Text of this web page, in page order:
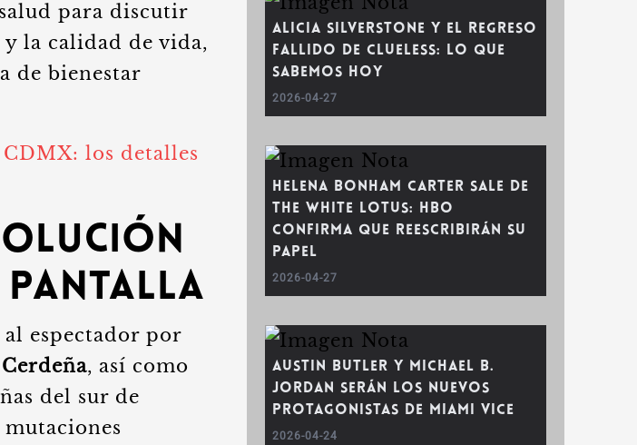
para discutir
la calidad de vida,
de bienestar
los detalles
pantalla
espectador por
, así como
del sur de
Alicia Silverstone y el regreso
fallido de Clueless: Lo que
sabemos hoy
2026-04-27
Helena Bonham Carter sale de
The White Lotus: HBO
confirma que reescribirán su
papel
2026-04-27
Austin Butler y Michael B.
Jordan serán los nuevos
protagonistas de Miami Vice
2026-04-24